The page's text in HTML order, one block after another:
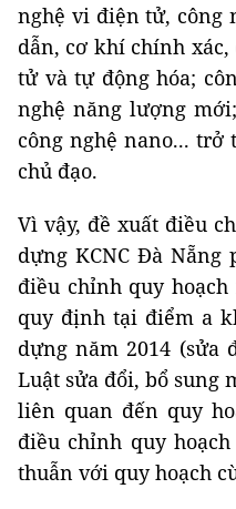
nghệ vi điện tử, công
dẫn, cơ khí chính
tử và tự động hóa;
nghệ năng lượng
công nghệ nano... trở
chủ đạo.
Vì vậy, đề xuất điều
dựng KCNC Đà
điều chỉnh quy
quy định tại điểm a
dựng năm 2014 (sửa
Luật sửa đổi, bổ sung
liên quan đến quy
điều chỉnh quy
thuẫn với quy hoạch